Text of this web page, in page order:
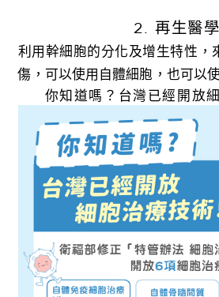
2. 再生醫學
利用幹細胞的分化及增生特性，
傷，可以使用自體細胞，也可以
你知道嗎？台灣已經開放